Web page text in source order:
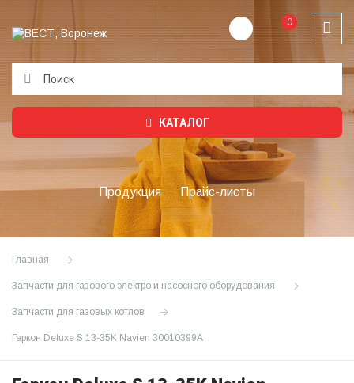
0
КАТАЛОГ
Продукция Прайс-листы
Главная
Запчасти для газового электро и насосного оборудования
Запчасти для газовых котлов
Геркон Deluxe S 13-35K Navien 30010399A